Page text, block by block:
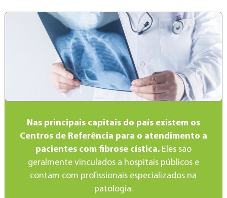
Nas principais capitais do país existem os
Centros de Referência para o atendimento a
pacientes com fibrose cística.Eles são
geralmente vinculados a hospitais públicos e
contam com profissionais especializados na
patologia.